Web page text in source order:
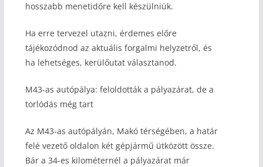
hosszabb menetidőre kell készülniük.
Ha erre tervezel utazni, érdemes előre
tájékozódnod az aktuális forgalmi helyzetről, és
ha lehetséges, kerülőutat választanod.
M43-as autópálya: feloldották a pályazárat, de a
torlódás még tart
Az M43-as autópályán, Makó térségében, a határ
felé vezető oldalon két gépjármű ütközött össze.
Bár a 34-es kilométernél a pályazárat már